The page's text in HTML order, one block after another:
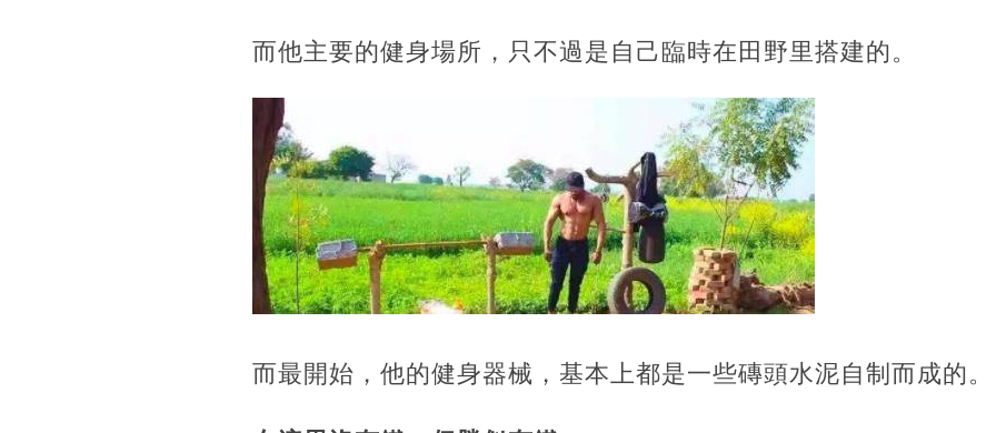
而他主要的健身場所，只不過是自己臨時在田野里搭建的。
而最開始，他的健身器械，基本上都是一些磚頭水泥自制而成的。